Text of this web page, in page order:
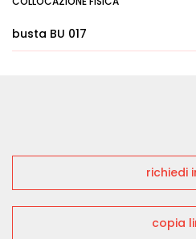
busta BU 017
richiedi
copia